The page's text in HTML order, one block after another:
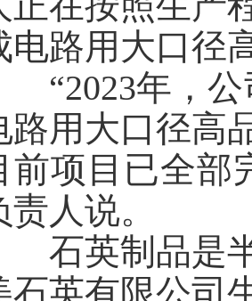
电路用大口径
年，公
路用大口径高
前项目已全部
责人说。
英制品是半
石英有限公司